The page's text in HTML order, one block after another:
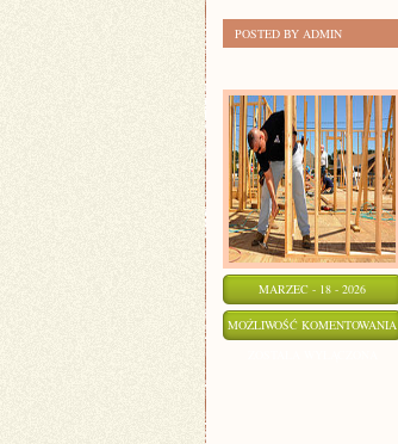
POSTED BY ADMIN
MARZEC - 18 - 2026
MOŻLIWOŚĆ KOMENTOWANIA